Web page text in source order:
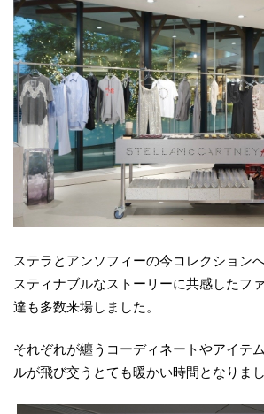
ステラとアンソフィーの今コレクション
スティナブルなストーリーに共感したフ
達も多数来場しました。
それぞれが纏うコーディネートやアイテ
ルが飛び交うとても暖かい時間となりまし